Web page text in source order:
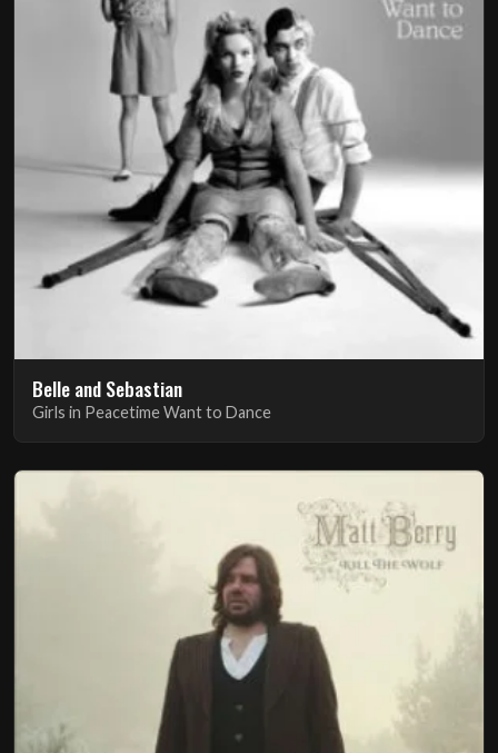
Belle and Sebastian
Girls in Peacetime Want to Dance